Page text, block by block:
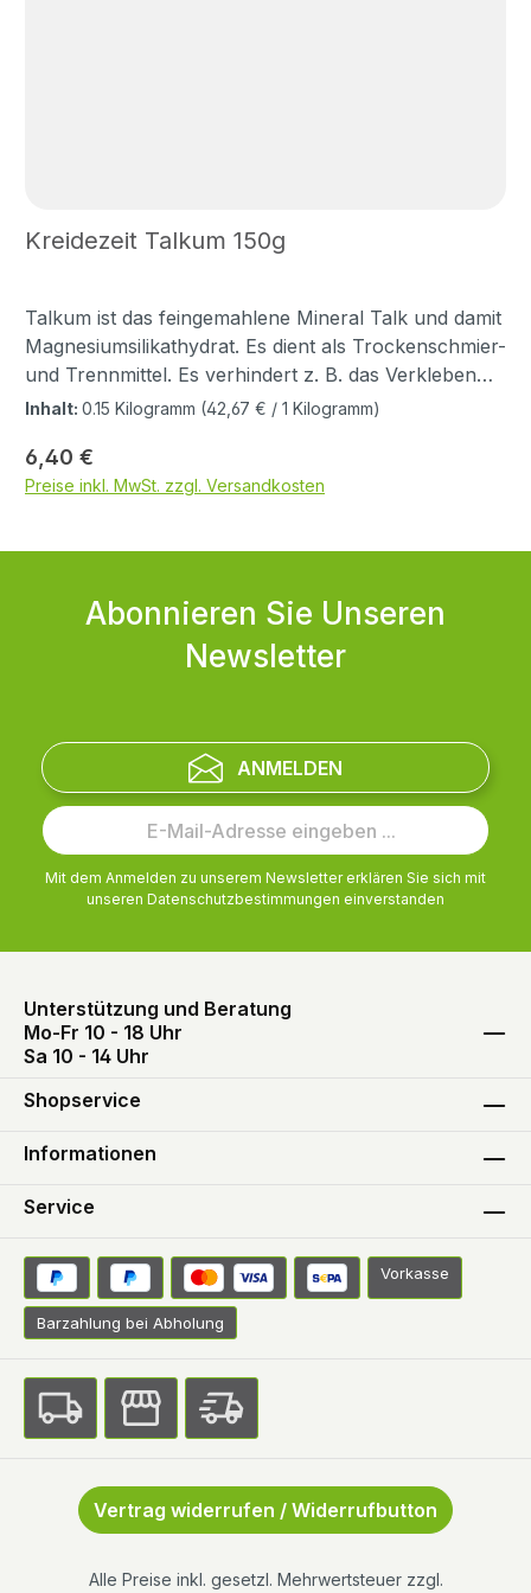
Kreidezeit Talkum 150g
Talkum ist das feingemahlene Mineral Talk und damit
Magnesiumsilikathydrat. Es dient als Trockenschmier-
und Trennmittel. Es verhindert z. B. das Verkleben
neuer Anstriche bei Fenstern, wozu die Falzen mit
als Grundstoff in der Farbenherstellung verwendet.
Inhalt: 0.15 Kilogramm (42,67 € / 1 Kilogramm)
Regulärer Preis:
6,40 €
Preise inkl. MwSt. zzgl. Versandkosten
Abonnieren Sie Unseren
Newsletter
ANMELDEN
Mit dem Anmelden zu unserem Newsletter erklären Sie sich mit
unseren Datenschutzbestimmungen einverstanden
Unterstützung und Beratung
Mo-Fr 10 - 18 Uhr
Sa 10 - 14 Uhr
Shopservice
Informationen
Service
Vorkasse
Barzahlung bei Abholung
Vertrag widerrufen / Widerrufbutton
Alle Preise inkl. gesetzl. Mehrwertsteuer zzgl.